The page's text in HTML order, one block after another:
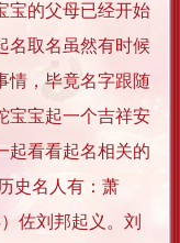
宝的父母已经开始
名取名虽然有时候
情，毕竟名字跟随
宝宝起一个吉祥安
起看看起名相关的
史名人有：萧
佐刘邦起义。刘